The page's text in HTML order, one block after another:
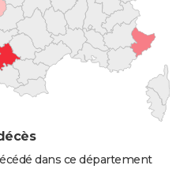
dans ce département